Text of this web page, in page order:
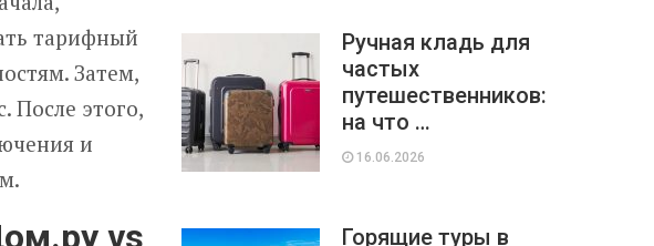
тарифный
Затем,
После этого,
и
vs
Ручная кладь для
частых
путешественников:
на что …
16.06.2026
Горящие туры в